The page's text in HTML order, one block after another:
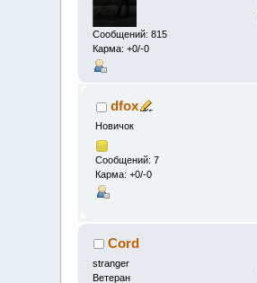
Сообщений: 815
Карма: +0/-0
dfox
Новичок
Сообщений: 7
Карма: +0/-0
Cord
stranger
Ветеран